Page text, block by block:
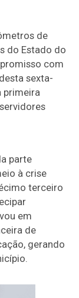
de
do Estado do
com
sexta-
primeira
parte
à crise
terceiro
em
de
gerando